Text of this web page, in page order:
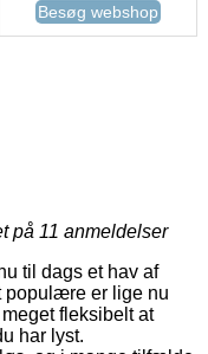
Besøg webshop
på 11 anmeldelser
til dags et hav af
populære er lige nu
fleksibelt at
har lyst.